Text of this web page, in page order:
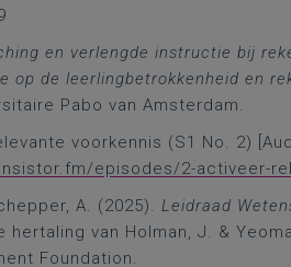
en verlengde instructie bij
op de leerlingbetrokkenheid en
Pabo van Amsterdam.
voorkennis (S1 No. 2)
episodes/2-activeer-
A. (2025). Leidraad
van Holman, J. &
Foundation.